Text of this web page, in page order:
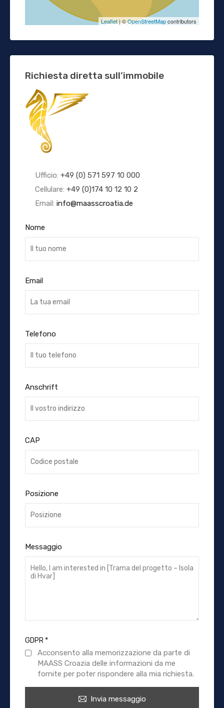
Leaflet | ©OpenStreetMapcontributors
Richiesta diretta sull’immobile
Ufficio: +49 (0) 571 597 10 000
Cellulare: +49 (0)174 10 12 10 2
Email: info@maasscroatia.de
Nome
Email
Telefono
Anschrift
CAP
Posizione
Messaggio
GDPR*
Acconsento alla memorizzazione da parte di
MAASS Croazia delle informazioni da me
fornite per poter rispondere alla mia richiesta.
Invia messaggio